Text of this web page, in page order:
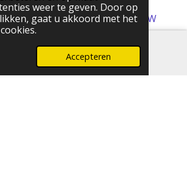
weer te geven. Door op
gaat u akkoord met het
Accepteren
KvK Utrecht 70316023 . BTW
E-mailadres